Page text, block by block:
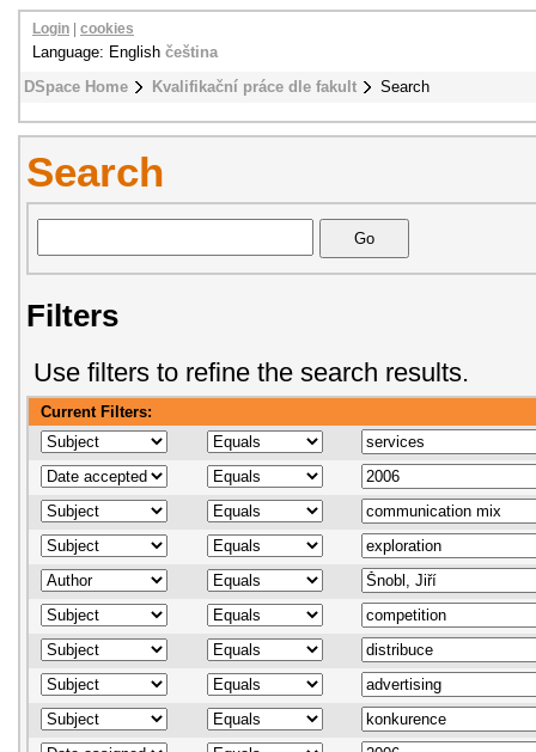
DSpace Home Kvalifikační práce dle fakult Search
Login cookies
Language: English čeština
Search
Filters
Use filters to refine the search results.
Current Filters: